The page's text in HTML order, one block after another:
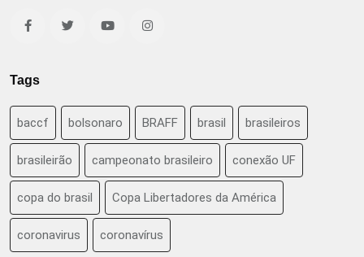
Tags
baccf bolsonaro BRAFF brasil brasileiros
brasileirão campeonato brasileiro conexão UF
copa do brasil Copa Libertadores da América
coronavirus coronavírus